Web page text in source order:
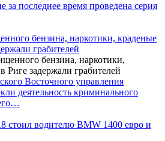
за последнее время проведена серия
бензина, наркотики, краденые
грабителей
Восточного управления
деятельность криминального
стоил водителю BMW 1400 евро и